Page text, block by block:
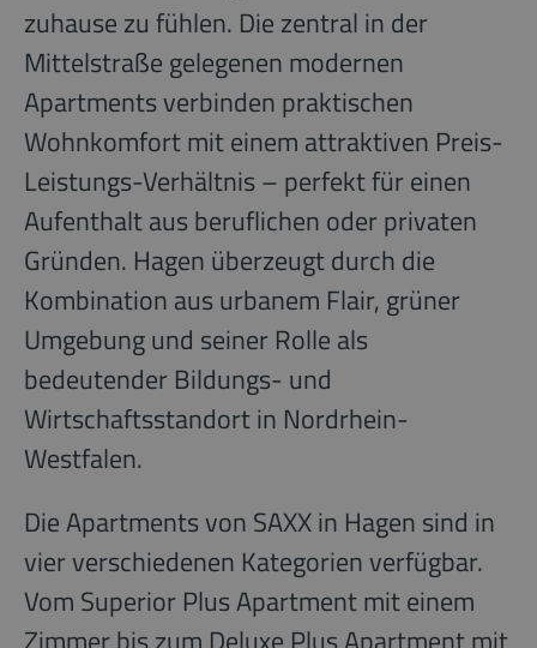
zuhause zu fühlen. Die zentral in der
Mittelstraße gelegenen modernen
Apartments verbinden praktischen
Wohnkomfort mit einem attraktiven Preis-
Leistungs-Verhältnis – perfekt für einen
Aufenthalt aus beruflichen oder privaten
Gründen. Hagen überzeugt durch die
Kombination aus urbanem Flair, grüner
Umgebung und seiner Rolle als
bedeutender Bildungs- und
Wirtschaftsstandort in Nordrhein-
Westfalen.
Die Apartments von SAXX in Hagen sind in
vier verschiedenen Kategorien verfügbar.
Vom Superior Plus Apartment mit einem